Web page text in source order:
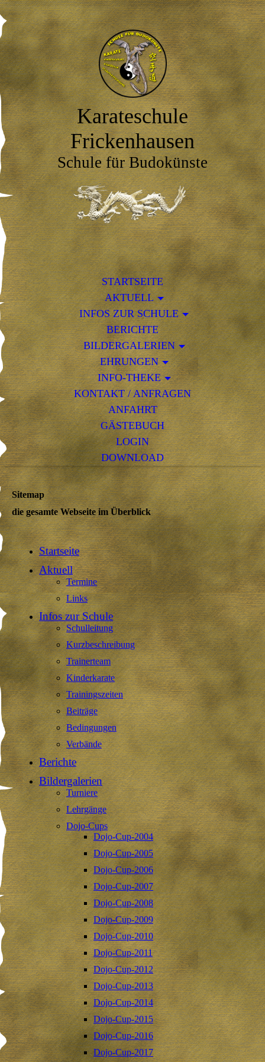
Karateschule
Frickenhausen
Schule für Budokünste
STARTSEITE
AKTUELL
INFOS ZUR SCHULE
BERICHTE
BILDERGALERIEN
EHRUNGEN
INFO-THEKE
KONTAKT / ANFRAGEN
ANFAHRT
GÄSTEBUCH
LOGIN
DOWNLOAD
Sitemap
die gesamte Webseite im Überblick
Startseite
Aktuell
Termine
Links
Infos zur Schule
Schulleitung
Kurzbeschreibung
Trainerteam
Kinderkarate
Trainingszeiten
Beiträge
Bedingungen
Verbände
Berichte
Bildergalerien
Turniere
Lehrgänge
Dojo-Cups
Dojo-Cup-2004
Dojo-Cup-2005
Dojo-Cup-2006
Dojo-Cup-2007
Dojo-Cup-2008
Dojo-Cup-2009
Dojo-Cup-2010
Dojo-Cup-2011
Dojo-Cup-2012
Dojo-Cup-2013
Dojo-Cup-2014
Dojo-Cup-2015
Dojo-Cup-2016
Dojo-Cup-2017